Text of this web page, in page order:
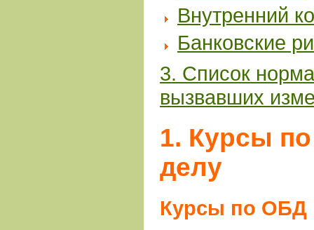
Внутренний
Банковские
3. Список
вызвавших
1. Курсы
делу
Курсы по ОБД